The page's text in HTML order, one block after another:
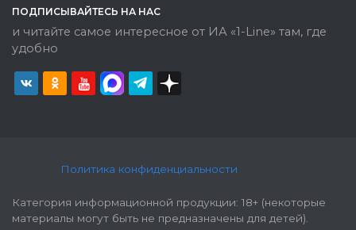
ПОДПИСЫВАЙТЕСЬ НА НАС
и читайте самое интересное от ИА «1-Line» там, где
удобно
Политика конфиденциальности
Категория информационной продукции: 18+ (некоторые
материалы могут быть не предназначены для детей).